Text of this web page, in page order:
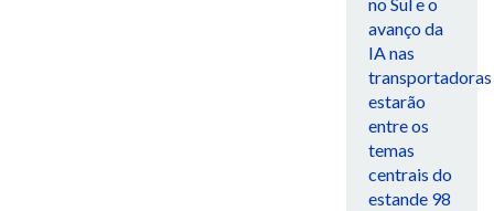
avanço da
IA nas
transportadoras
estarão
entre os
temas
centrais do
estande 98